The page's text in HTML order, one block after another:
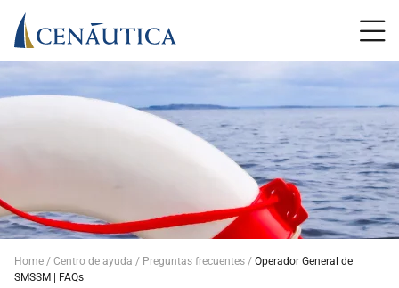
Home Centro de ayuda Preguntas frecuentes
Operador General de
SMSSM | FAQs